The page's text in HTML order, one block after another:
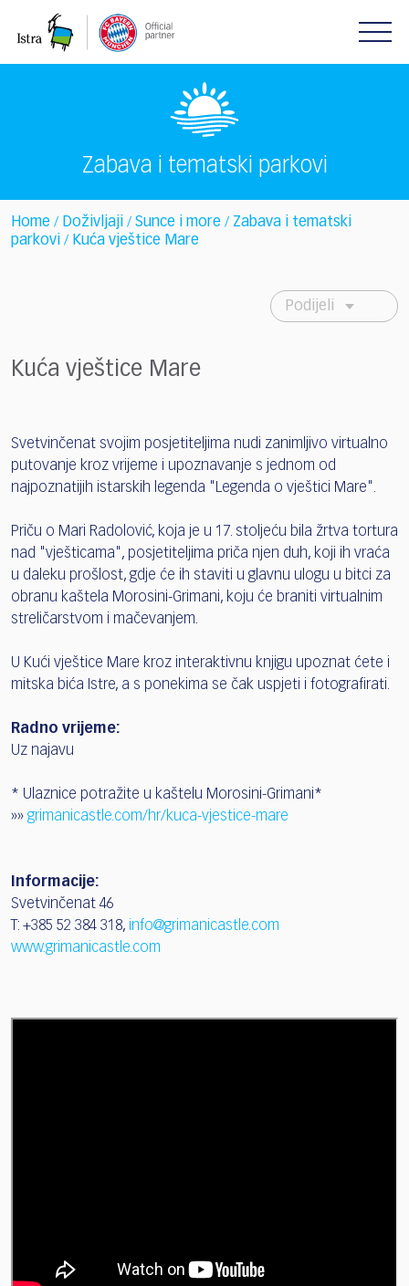
note:
Zabava i tematski parkovi
Home / Doživljaji / Sunce i more / Zabava i tematski
parkovi / Kuća vještice Mare
Podijeli
Kuća vještice Mare
Svetvinčenat svojim posjetiteljima nudi zanimljivo virtualno
putovanje kroz vrijeme i upoznavanje s jednom od
najpoznatijih istarskih legenda "Legenda o vještici Mare".
Priču o Mari Radolović, koja je u 17. stoljeću bila žrtva tortura
nad "vješticama", posjetiteljima priča njen duh, koji ih vraća
u daleku prošlost, gdje će ih staviti u glavnu ulogu u bitci za
obranu kaštela Morosini-Grimani, koju će braniti virtualnim
streličarstvom i mačevanjem.
U Kući vještice Mare kroz interaktivnu knjigu upoznat ćete i
mitska bića Istre, a s ponekima se čak uspjeti i fotografirati.
Radno vrijeme:
​Uz najavu
* Ulaznice potražite u kaštelu Morosini-Grimani*
»» grimanicastle.com/hr/kuca-vjestice-mare
Informacije:
Svetvinčenat 46
T: +385 52 384 318, info@grimanicastle.com
www.grimanicastle.com